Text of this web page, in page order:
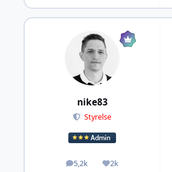
nike83
Styrelse
5,2k
Inlägg 2k
Omdöme